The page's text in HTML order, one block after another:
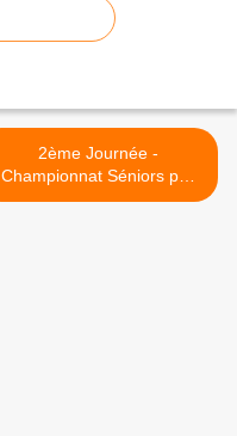
2ème Journée -
Championnat Séniors par
équipes régionales >